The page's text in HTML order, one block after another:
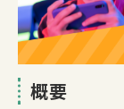
概要